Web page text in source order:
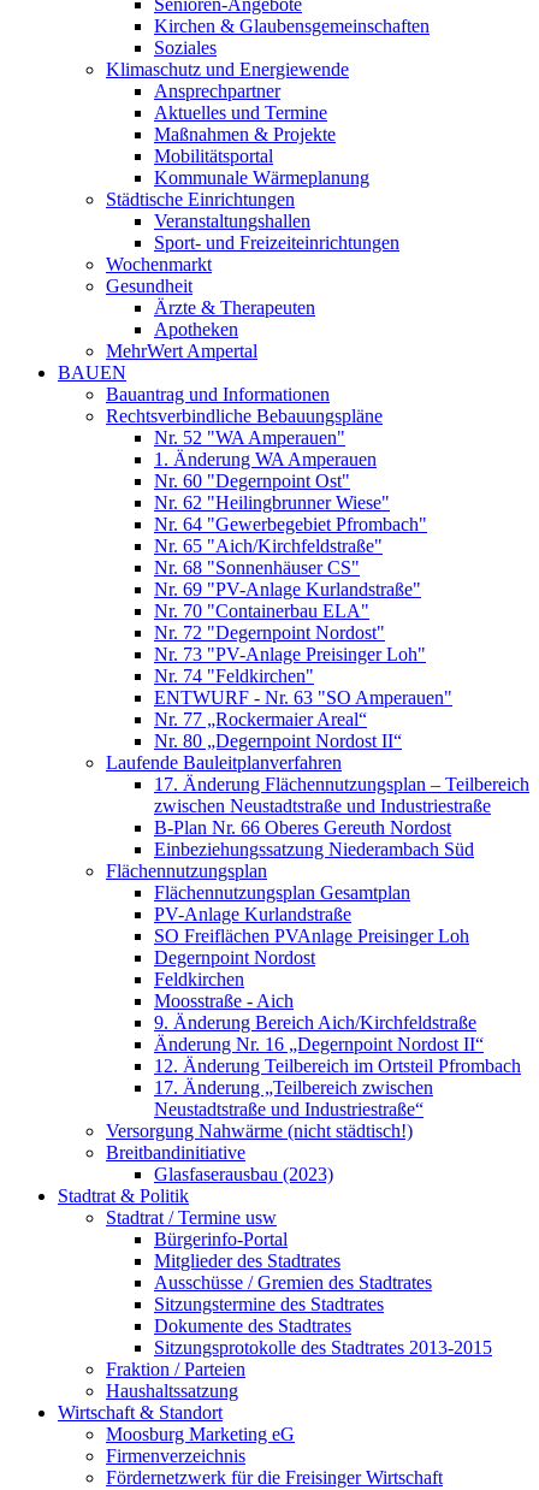
Senioren-Angebote
Kirchen & Glaubensgemeinschaften
Soziales
Klimaschutz und Energiewende
Ansprechpartner
Aktuelles und Termine
Maßnahmen & Projekte
Mobilitätsportal
Kommunale Wärmeplanung
Städtische Einrichtungen
Veranstaltungshallen
Sport- und Freizeiteinrichtungen
Wochenmarkt
Gesundheit
Ärzte & Therapeuten
Apotheken
MehrWert Ampertal
BAUEN
Bauantrag und Informationen
Rechtsverbindliche Bebauungspläne
Nr. 52 "WA Amperauen"
1. Änderung WA Amperauen
Nr. 60 "Degernpoint Ost"
Nr. 62 "Heilingbrunner Wiese"
Nr. 64 "Gewerbegebiet Pfrombach"
Nr. 65 "Aich/Kirchfeldstraße"
Nr. 68 "Sonnenhäuser CS"
Nr. 69 "PV-Anlage Kurlandstraße"
Nr. 70 "Containerbau ELA"
Nr. 72 "Degernpoint Nordost"
Nr. 73 "PV-Anlage Preisinger Loh"
Nr. 74 "Feldkirchen"
ENTWURF - Nr. 63 "SO Amperauen"
Nr. 77 „Rockermaier Areal“
Nr. 80 „Degernpoint Nordost II“
Laufende Bauleitplanverfahren
17. Änderung Flächennutzungsplan – Teilbereich
zwischen Neustadtstraße und Industriestraße
B-Plan Nr. 66 Oberes Gereuth Nordost
Einbeziehungssatzung Niederambach Süd
Flächennutzungsplan
Flächennutzungsplan Gesamtplan
PV-Anlage Kurlandstraße
SO Freiflächen PV­Anlage Preisinger Loh
Degernpoint Nordost
Feldkirchen
Moosstraße - Aich
9. Änderung Bereich Aich/Kirchfeldstraße
Änderung Nr. 16 „Degernpoint Nordost II“
12. Änderung Teilbereich im Ortsteil Pfrombach
17. Änderung „Teilbereich zwischen
Neustadtstraße und Industriestraße“
Versorgung Nahwärme (nicht städtisch!)
Breitbandinitiative
Glasfaserausbau (2023)
Stadtrat & Politik
Stadtrat / Termine usw
Bürgerinfo-Portal
Mitglieder des Stadtrates
Ausschüsse / Gremien des Stadtrates
Sitzungstermine des Stadtrates
Dokumente des Stadtrates
Sitzungsprotokolle des Stadtrates 2013-2015
Fraktion / Parteien
Haushaltssatzung
Wirtschaft & Standort
Moosburg Marketing eG
Firmenverzeichnis
Fördernetzwerk für die Freisinger Wirtschaft